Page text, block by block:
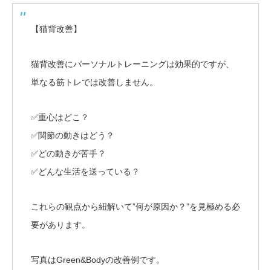
【猫背改善】
猫背改善にパーソナルトレーニングは効果的ですが、
単なる筋トレでは改善しません。
✅重心はどこ？
✅関節の動きはどう？
✅どの動きが苦手？
✅どんな生活を送っている？
これらの観点から紐解いて”何が原因か？”を見極める必
要があります。
写真はGreen&Bodyの改善例です。